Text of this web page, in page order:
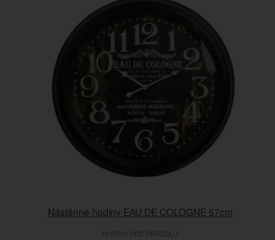
Nástěnné hodiny EAU DE COLOGNE 57cm
HODINY POD PERGOLU